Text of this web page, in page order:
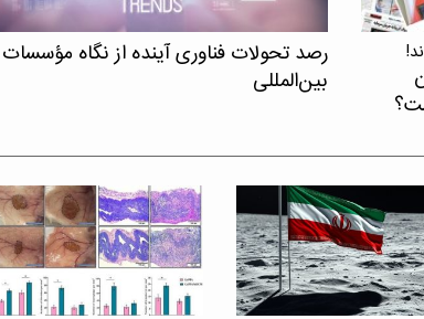
رصد تحولات فناوری آینده از نگاه مؤسسات
بین‌المللی